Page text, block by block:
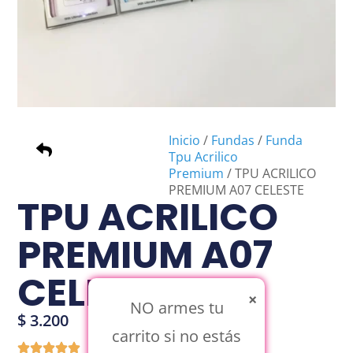
Inicio / Fundas / Funda
Tpu Acrilico
Premium / TPU ACRILICO
PREMIUM A07 CELESTE
TPU ACRILICO
PREMIUM A07
CELESTE
$3.200
×
NO armes tu
carrito si no estás